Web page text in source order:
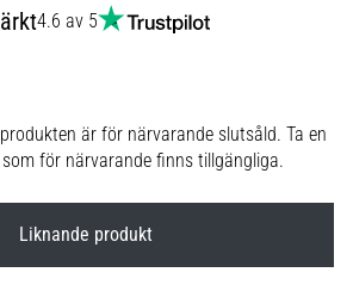
4.6 av 5
är för närvarande slutsåld. Ta en
för närvarande finns tillgängliga.
Liknande produkt